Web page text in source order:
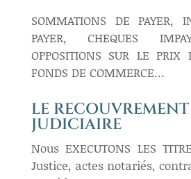
SOMMATIONS DE PAYER,
PAYER, CHEQUES
OPPOSITIONS SUR LE PRIX
FONDS DE COMMERCE…
LE RECOUVREMENT
JUDICIAIRE
Nous EXECUTONS LES
Justice, actes notariés,